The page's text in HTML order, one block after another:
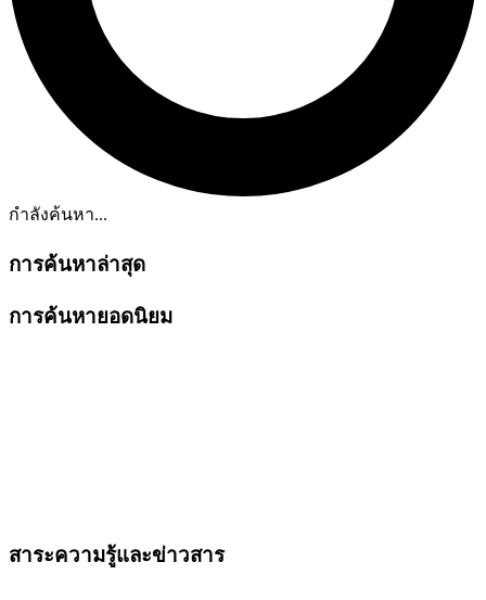
กำลังค้นหา...
การค้นหาล่าสุด
การค้นหายอดนิยม
สาระความรู้และข่าวสาร